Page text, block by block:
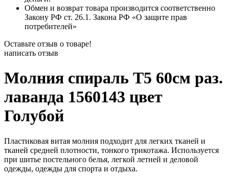
Обмен и возврат товара производится соответственно
Закону РФ ст. 26.1. Закона РФ «О защите прав
потребителей»
Оставьте отзыв о товаре!
написать отзыв
Молния спираль Т5 60см раз.
лаванда 1560143 цвет
Голубой
Пластиковая витая молния подходит для легких тканей и
тканей средней плотности, тонкого трикотажа. Используется
при шитье постельного белья, легкой летней и деловой
одежды, одежды для спорта и отдыха.